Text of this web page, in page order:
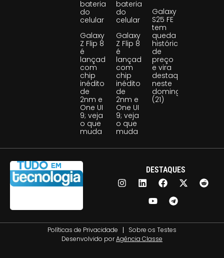
bateria
do
celular
Galaxy
Z Flip 8
é
lançado
com
chip
inédito
de
2nm e
One UI
9; veja
o que
muda
bateria
do
celular
Galaxy
Z Flip 8
é
lançado
com
chip
inédito
de
2nm e
One UI
9; veja
o que
muda
Galaxy
S25 FE
tem
queda
histórica
de
preço
e vira
destaque
neste
domingo
(21)
DESTAQUES
Políticas de Privacidade
Sobre os Testes
Desenvolvido porAgência Classe